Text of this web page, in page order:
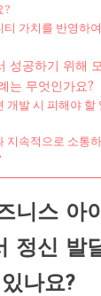
?
티 가치를 반영하
성공하기 위해
는 무엇인가요?
개발 시 피해야 할
지속적으로 소통
니스 아
정신 발
나요?